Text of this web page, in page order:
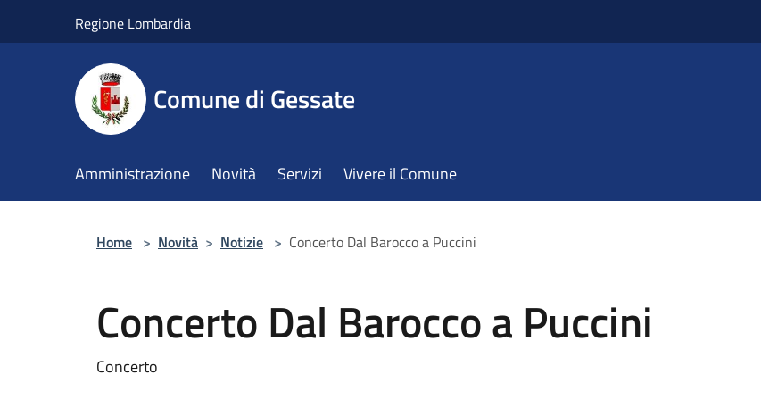
Regione Lombardia
Comune di Gessate
Amministrazione Novità Servizi Vivere il Comune
Home > Novità > Notizie > Concerto Dal Barocco a Puccini
Concerto Dal Barocco a Puccini
Concerto